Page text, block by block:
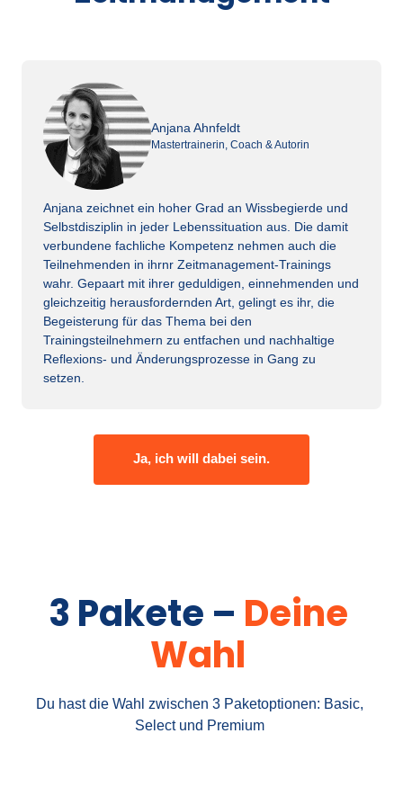
Anjana Ahnfeldt
Mastertrainerin, Coach & Autorin
Anjana zeichnet ein hoher Grad an Wissbegierde und
Selbstdisziplin in jeder Lebenssituation aus. Die damit
verbundene fachliche Kompetenz nehmen auch die
Teilnehmenden in ihrnr Zeitmanagement-Trainings
wahr. Gepaart mit ihrer geduldigen, einnehmenden und
gleichzeitig herausfordernden Art, gelingt es ihr, die
Begeisterung für das Thema bei den
Trainingsteilnehmern zu entfachen und nachhaltige
Reflexions- und Änderungsprozesse in Gang zu
setzen.
Ja, ich will dabei sein.
3 Pakete –
Wahl
Du hast die Wahl zwischen 3 Paketoptionen: Basic,
Select und Premium